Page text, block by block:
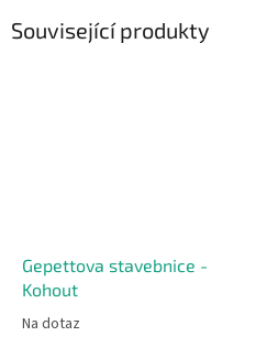
Související produkty
Gepettova stavebnice -
Kohout
Na dotaz